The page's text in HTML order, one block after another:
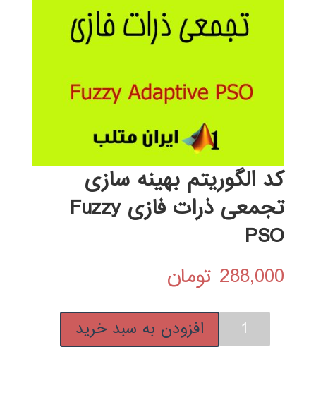
کد الگوریتم بهینه سازی
تجمعی ذرات فازی Fuzzy
PSO
288,000 تومان
الگوریتم
افزودن به سبد خرید